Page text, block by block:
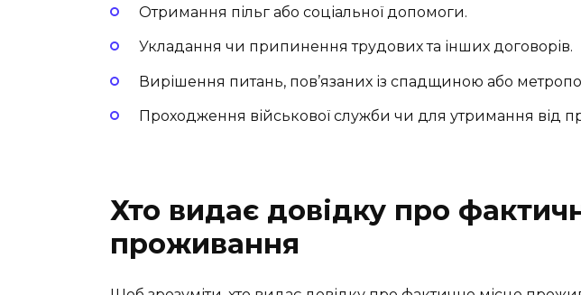
Отримання пільг або соціальної допомоги.
Укладання чи припинення трудових та інших договорів.
Вирішення питань, пов’язаних із спадщиною або
Проходження військової служби чи для утримання від
Хто видає довідку про
проживання